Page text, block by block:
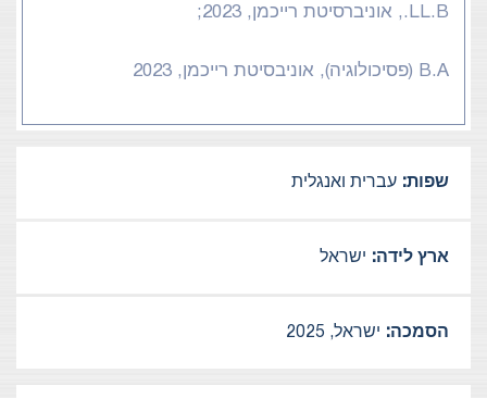
LL.B., אוניברסיטת רייכמן, 2023;
B.A (פסיכולוגיה), אוניבסיטת רייכמן, 2023
שפות: עברית ואנגלית
ארץ לידה: ישראל
הסמכה: ישראל, 2025